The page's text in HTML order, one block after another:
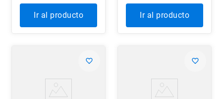
Ir al producto Ir al producto